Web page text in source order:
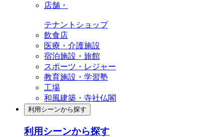
店舗・
テナントショップ
飲食店
医療・介護施設
宿泊施設・旅館
スポーツ・レジャー
教育施設・学習塾
工場
和風建築・寺社仏閣
利用シーンから探す
利用シーンから探す